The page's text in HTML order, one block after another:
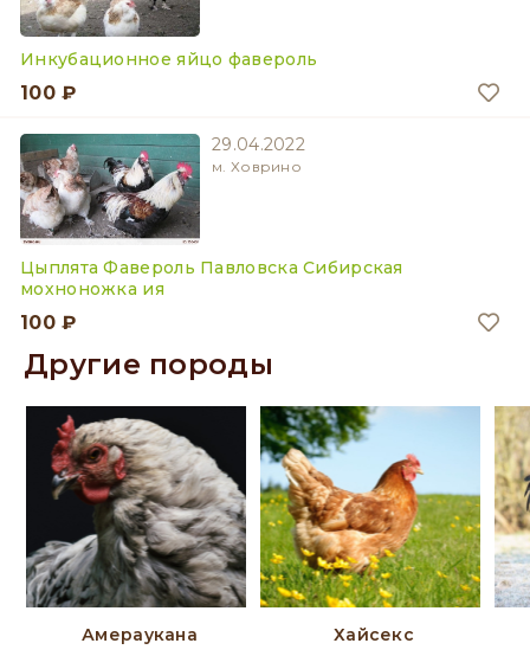
Инкубационное яйцо фавероль
100 ₽
29.04.2022
м. Ховрино
Цыплята Фавероль Павловска Сибирская
мохноножка ия
100 ₽
Другие породы
Амераукана Хайсекс